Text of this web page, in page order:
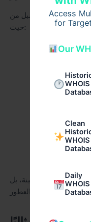
Access
for
Our
WHOIS
Clean
WHOIS
Daily
WHOIS
أكبر في المستقبل من
حيث:
طبيعية أكثر
عطور عالمية
الترطيب
الهدايا
الشخصية
مرتبطًا بظروف معينة، بل